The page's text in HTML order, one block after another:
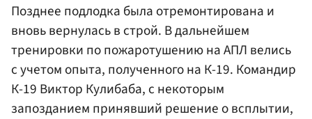
Позднее подлодка была отремонтирована и
вновь вернулась в строй. В дальнейшем
тренировки по пожаротушению на АПЛ велись
с учетом опыта, полученного на К-19. Командир
К-19 Виктор Кулибаба, с некоторым
запозданием принявший решение о всплытии,